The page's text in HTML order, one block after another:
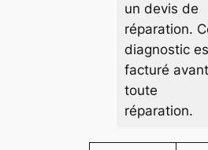
un devis de
réparation.
diagnostic
facturé avant
toute
réparation.